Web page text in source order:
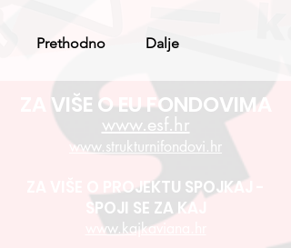
Prethodno Dalje
ZA VIŠE O EU FONDOVIMA
www.esf.hr
www.strukturnifondovi.hr
ZA VIŠE O PROJEKTU SPOJKAJ -
SPOJI SE ZA KAJ
www.kajkaviana.hr